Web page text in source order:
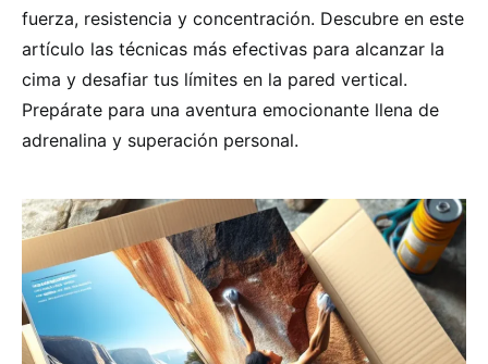
fuerza, resistencia y concentración. Descubre en este
artículo las técnicas más efectivas para alcanzar la
cima y desafiar tus límites en la pared vertical.
Prepárate para una aventura emocionante llena de
adrenalina y superación personal.